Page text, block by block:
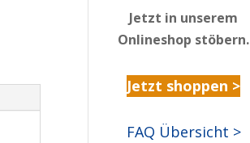
Jetzt in unserem
Onlineshop stöbern.
Jetzt shoppen >
FAQ Übersicht >